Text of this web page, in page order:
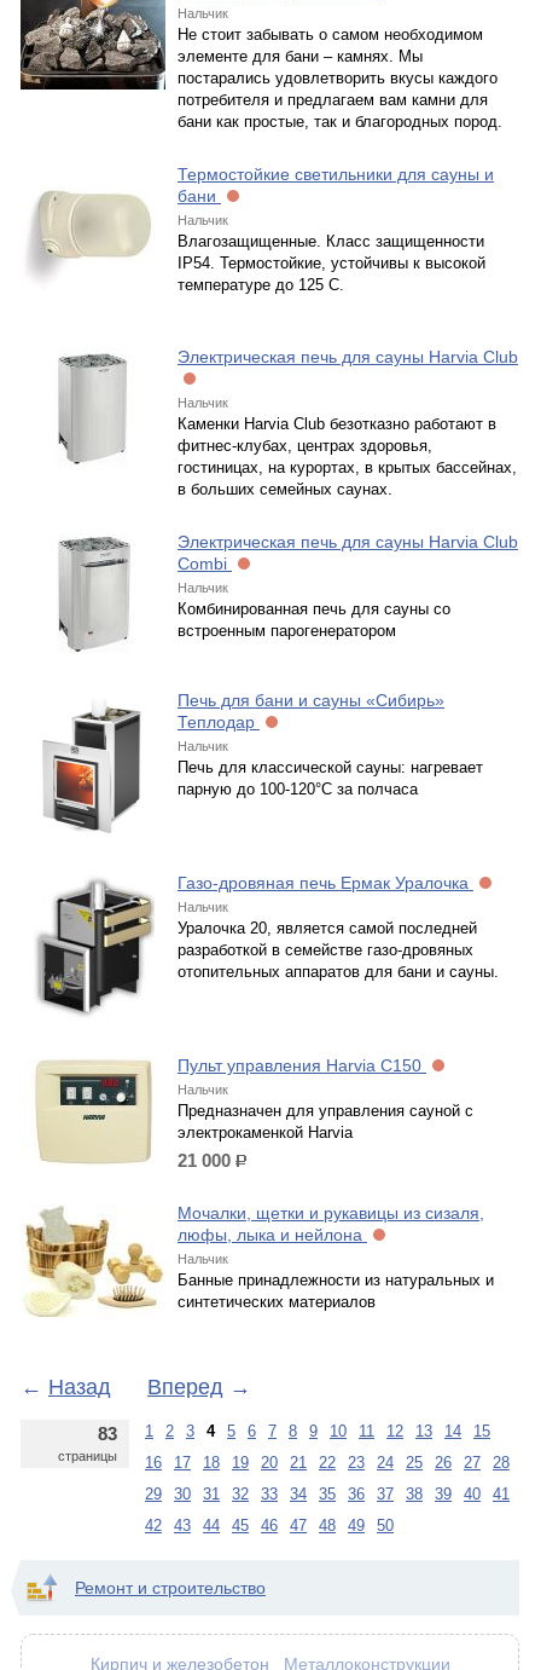
Нальчик
Не стоит забывать о самом необходимом
элементе для бани – камнях. Мы
постарались удовлетворить вкусы каждого
потребителя и предлагаем вам камни для
бани как простые, так и благородных пород.
Термостойкие светильники для сауны и
бани
Нальчик
Влагозащищенные. Класс защищенности
IP54. Термостойкие, устойчивы к высокой
температуре до 125 С.
Электрическая печь для сауны Harvia Club
Нальчик
Каменки Harvia Club безотказно работают в
фитнес-клубах, центрах здоровья,
гостиницах, на курортах, в крытых бассейнах,
в больших семейных саунах.
Электрическая печь для сауны Harvia Club
Combi
Нальчик
Комбинированная печь для сауны со
встроенным парогенератором
Печь для бани и сауны «Сибирь»
Теплодар
Нальчик
Печь для классической сауны: нагревает
парную до 100-120°С за полчаса
Газо-дровяная печь Ермак Уралочка
Нальчик
Уралочка 20, является самой последней
разработкой в семействе газо-дровяных
отопительных аппаратов для бани и сауны.
Пульт управления Harvia C150
Нальчик
Предназначен для управления сауной с
электрокаменкой Harvia
21 000 р.
Мочалки, щетки и рукавицы из сизаля,
люфы, лыка и нейлона
Нальчик
Банные принадлежности из натуральных и
синтетических материалов
← Назад Вперед →
83
страницы
1 2 3 4 5 6 7 8 9 10 11 12 13 14
15
16
17 18 19 20 21 22 23 24 25 26 27
28
29
30 31 32 33 34 35 36 37 38 39 40
41
42
43 44 45 46 47 48 49 50
Ремонт и строительство
Кирпич и железобетон Металлоконструкции